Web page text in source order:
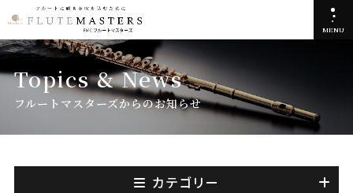
MENU
フルートマスターズからのお知らせ
Topics & News
カテゴリー